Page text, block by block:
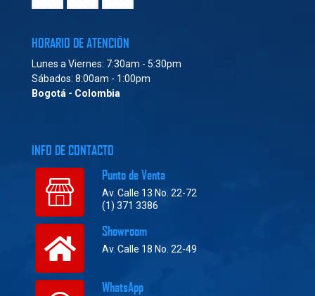
HORARIO DE ATENCIÓN
Lunes a Viernes: 7:30am - 5:30pm
Sábados: 8:00am - 1:00pm
Bogotá - Colombia
INFO DE CONTACTO
Punto de Venta
Av. Calle 13 No. 22-72
(1) 371 3386
Showroom
Av. Calle 18 No. 22-49
WhatsApp